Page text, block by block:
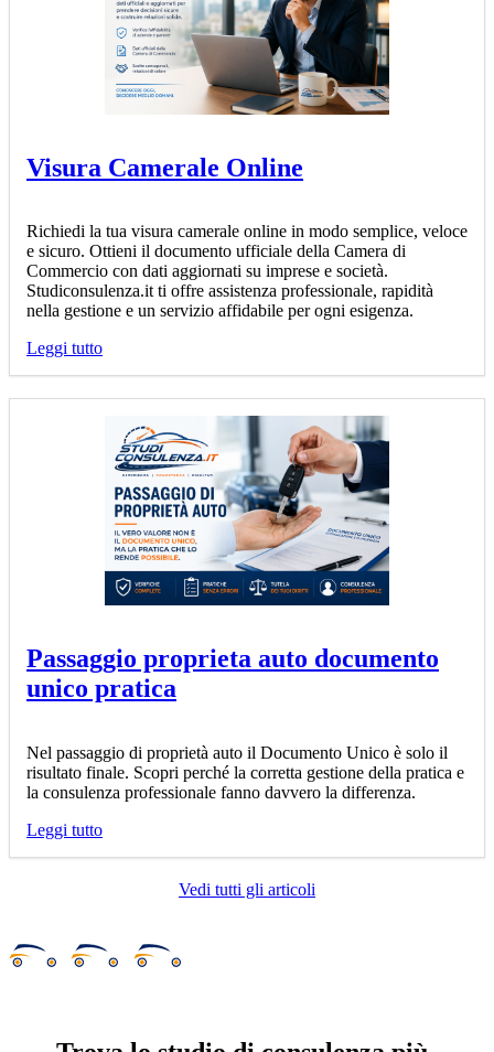
Visura Camerale Online
Richiedi la tua visura camerale online in modo semplice, veloce
e sicuro. Ottieni il documento ufficiale della Camera di
Commercio con dati aggiornati su imprese e società.
Studiconsulenza.it ti offre assistenza professionale, rapidità
nella gestione e un servizio affidabile per ogni esigenza.
Leggi tutto
Passaggio proprieta auto documento
unico pratica
Nel passaggio di proprietà auto il Documento Unico è solo il
risultato finale. Scopri perché la corretta gestione della pratica e
la consulenza professionale fanno davvero la differenza.
Leggi tutto
Vedi tutti gli articoli